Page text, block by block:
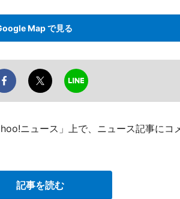
Map で見る
ニュース」上で、ニュース記事にコ
記事を読む